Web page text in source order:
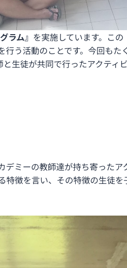
ラム』 を実施しています。こ
う活動のことです。今回も
生徒が共同で行ったアクテ
デミーの教師達が持ち寄った
徴を言い、その特徴の生徒